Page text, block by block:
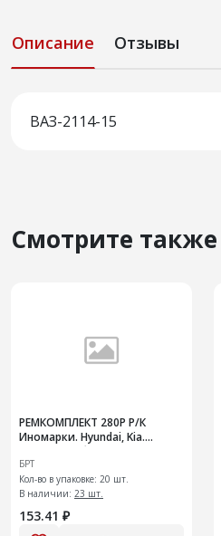
Описание Отзывы
ВАЗ-2114-15
Смотрите также
РЕМКОМПЛЕКТ 280Р Р/К
Иномарки. Hyundai, Kia.
Втулки стабилизатора
поперечной устойчивости
БРТ
Кол-во в упаковке: 20 шт.
В наличии: 23 шт.
153.41 ₽